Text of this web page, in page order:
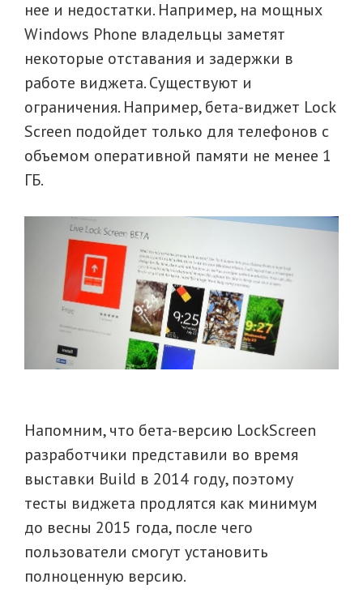
нее и недостатки. Например, на мощных
Windows Phone владельцы заметят
некоторые отставания и задержки в
работе виджета. Существуют и
ограничения. Например, бета-виджет Lock
Screen подойдет только для телефонов с
объемом оперативной памяти не менее 1
ГБ.
Напомним, что бета-версию LockScreen
разработчики представили во время
выставки Build в 2014 году, поэтому
тесты виджета продлятся как минимум
до весны 2015 года, после чего
пользователи смогут установить
полноценную версию.